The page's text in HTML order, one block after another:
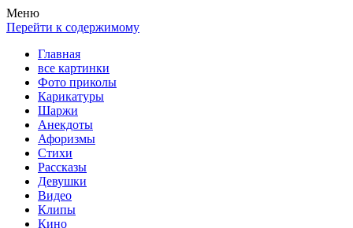
Весела хата — прикольные картинки, смешные истории,
клипы!
Покажем всем ваши фото приколы, карикатуры, шаржи, стихи,
рассказы, видео и песни!
Меню
Перейти к содержимому
Главная
все картинки
Фото приколы
Карикатуры
Шаржи
Анекдоты
Афоризмы
Стихи
Рассказы
Девушки
Видео
Клипы
Кино